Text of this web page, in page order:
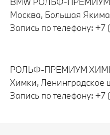
Москва, Большая
Запись по телефону: +7
РОЛЬФ-ПРЕМИУМ
Химки, Ленинградское
Запись по телефону: